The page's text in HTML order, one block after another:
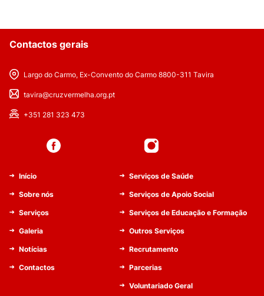
Contactos gerais
Largo do Carmo, Ex-Convento do Carmo 8800-311 Tavira
tavira@cruzvermelha.org.pt
+351 281 323 473
Início
Sobre nós
Serviços
Galeria
Notícias
Contactos
Serviços de Saúde
Serviços de Apoio Social
Serviços de Educação e Formação
Outros Serviços
Recrutamento
Parcerias
Voluntariado Geral